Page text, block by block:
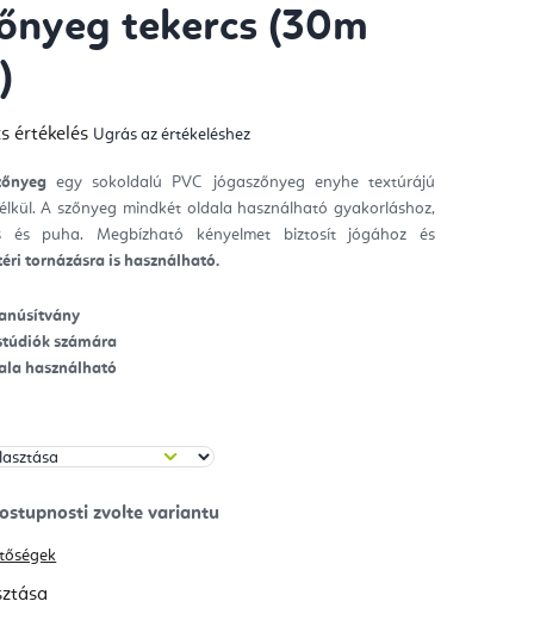
tekercs (30m
értékelés Ugrás az értékeléshez
egy sokoldalú PVC jógaszőnyeg enyhe textúrájú
A szőnyeg mindkét oldala használható gyakorláshoz,
és puha.
Megbízható kényelmet biztosít jógához és
tornázásra is használható.
számára
használható